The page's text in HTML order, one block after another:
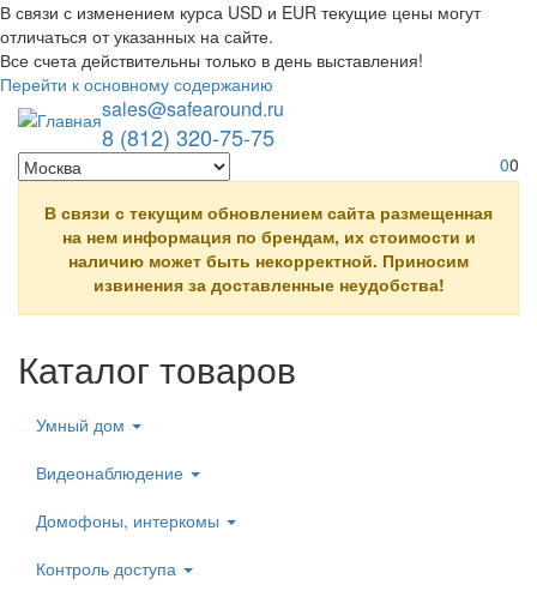
В связи с изменением курса USD и EUR текущие цены могут
отличаться от указанных на сайте.
Все счета действительны только в день выставления!
Перейти к основному содержанию
sales@safearound.ru
8 (812) 320-75-75
0
0
В связи с текущим обновлением сайта размещенная
на нем информация по брендам, их стоимости и
наличию может быть некорректной. Приносим
извинения за доставленные неудобства!
Каталог товаров
Умный дом
Видеонаблюдение
Домофоны, интеркомы
Контроль доступа